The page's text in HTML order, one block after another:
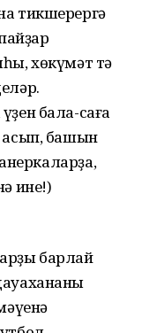
тикшерергә
хөкүмәт тә
бала-саға
асып, башын
ине!)
барлай